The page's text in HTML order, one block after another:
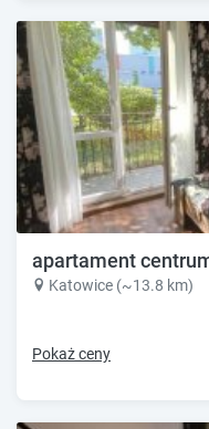
apartament
Katowice (~13.8 km)
Pokaż ceny